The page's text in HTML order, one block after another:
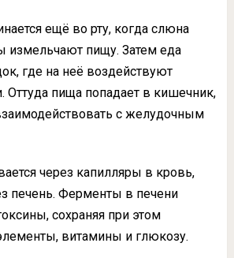
ещё во рту, когда слюна
измельчают пищу. Затем еда
где на неё воздействуют
Оттуда пища попадает в кишечник,
с желудочным
через капилляры в кровь,
печень. Ферменты в печени
сохраняя при этом
витамины и глюкозу.